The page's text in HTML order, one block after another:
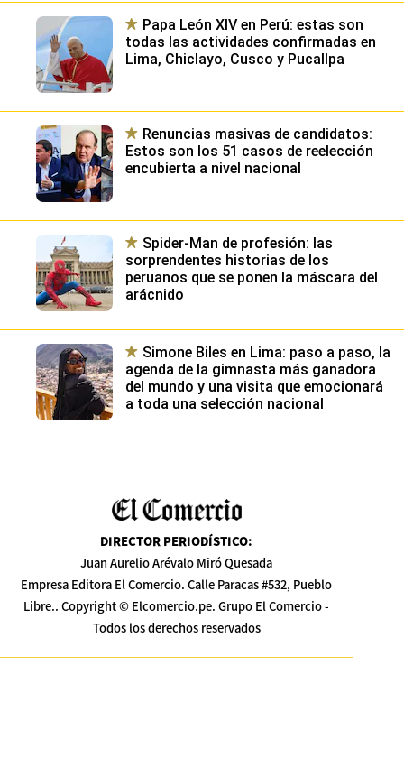
Papa León XIV en Perú: estas son
todas las actividades confirmadas en
Lima, Chiclayo, Cusco y Pucallpa
Renuncias masivas de candidatos:
Estos son los 51 casos de reelección
encubierta a nivel nacional
Spider-Man de profesión: las
sorprendentes historias de los
peruanos que se ponen la máscara del
arácnido
Simone Biles en Lima: paso a paso, la
agenda de la gimnasta más ganadora
del mundo y una visita que emocionará
a toda una selección nacional
DIRECTOR PERIODÍSTICO:
Juan Aurelio Arévalo Miró Quesada
Empresa Editora El Comercio. Calle Paracas #532, Pueblo
Libre.. Copyright © Elcomercio.pe. Grupo El Comercio -
Todos los derechos reservados